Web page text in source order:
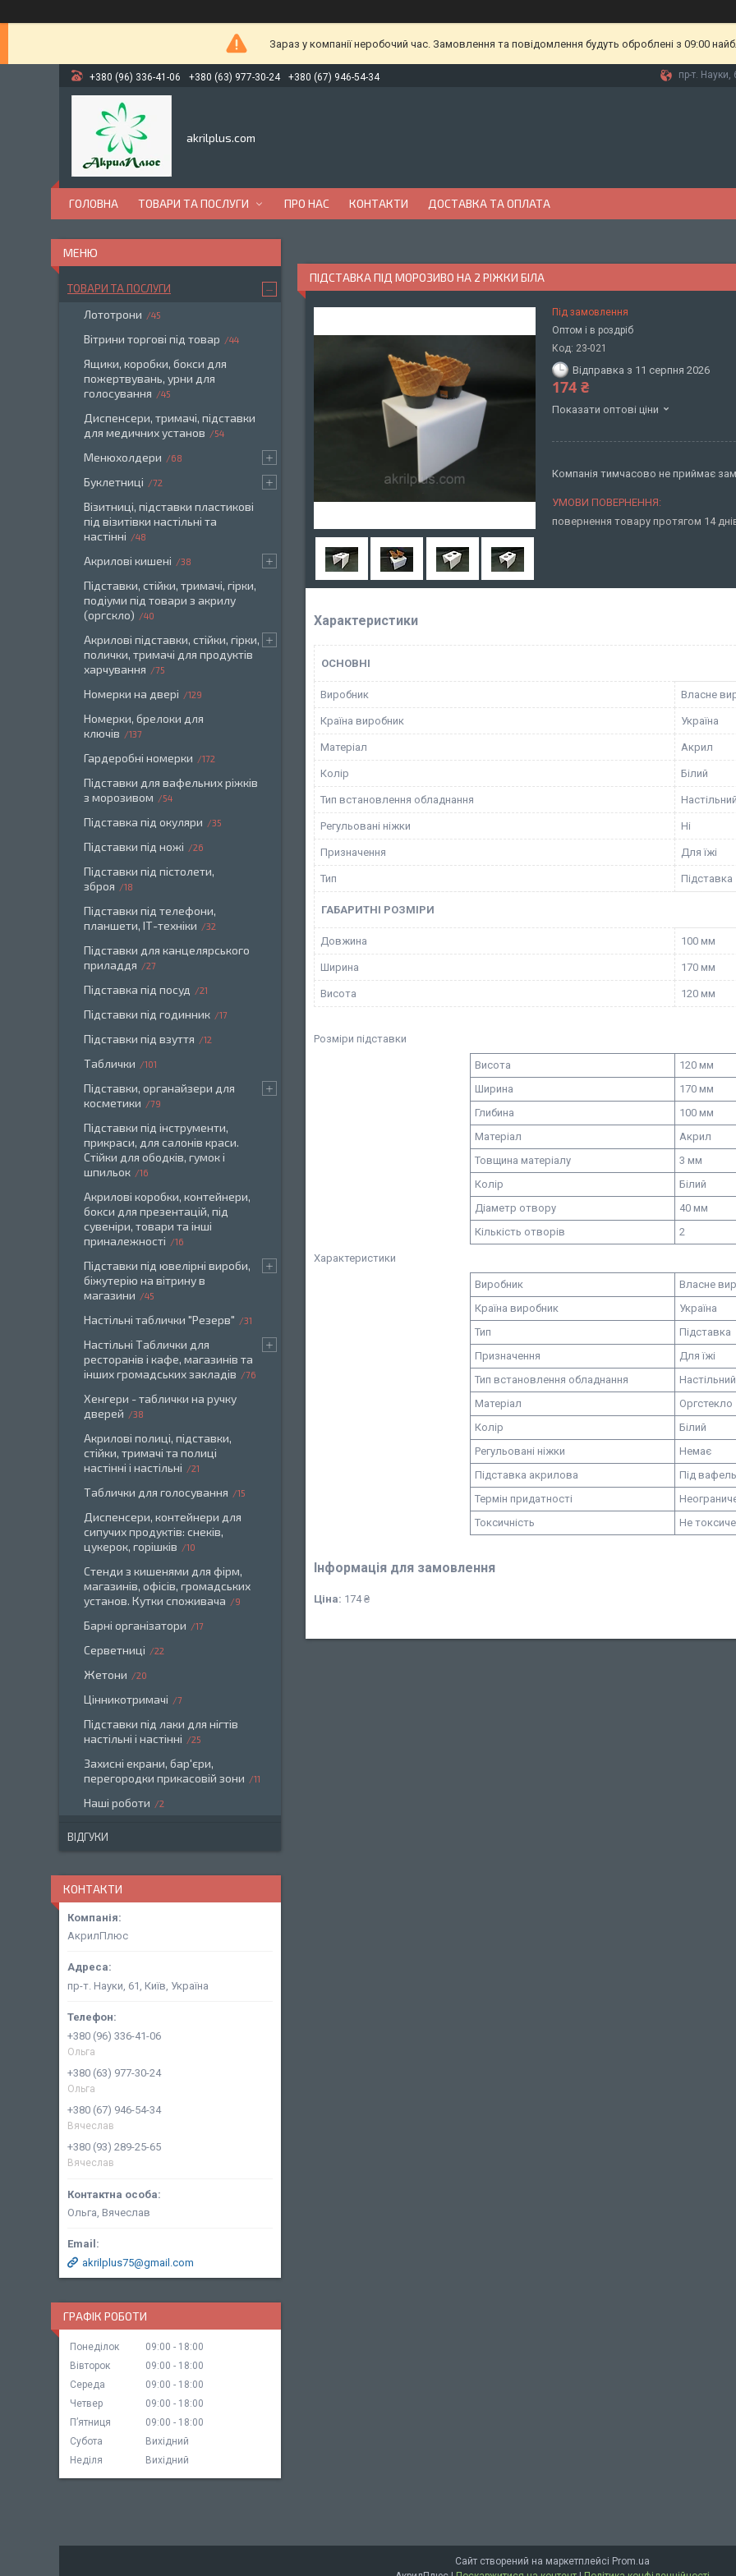
Зараз у компанії неробочий час. Замовлення та повідомлення будуть оброблені з 09:00
+380 (96) 336-41-06 +380 (63) 977-30-24 +380 (67) 946-54-34 пр-т. Науки,
akrilplus.com
ГОЛОВНА ТОВАРИ ТА ПОСЛУГИ ПРО НАС КОНТАКТИ ДОСТАВКА ТА ОПЛАТА
ПІДСТАВКА ПІД МОРОЗИВО НА 2 РІЖКИ БІЛА
Під замовлення
Оптом і в роздріб
Код: 23-021
Відправка з 11 серпня 2026
174 ₴
Показати оптові ціни
Компанія тимчасово не приймає
повернення товару протягом 14
Характеристики
ОСНОВНІ
Виробник Власне
Країна виробник Україна
Матеріал Акрил
Колір Білий
Тип встановлення обладнання
Регульовані ніжки Ні
Призначення Для їжі
Тип Підставка
ГАБАРИТНІ РОЗМІРИ
Довжина 100 мм
Ширина 170 мм
Висота 120 мм
Розміри підставки
Висота
120 мм
Ширина
170 мм
Глибина
100 мм
Матеріал
Акрил
Товщина матеріалу
3 мм
Колір
Білий
Діаметр отвору
40 мм
Кількість отворів
2
Характеристики
Виробник
Власне
Країна виробник
Україна
Тип
Підставка
Призначення
Для їжі
Тип встановлення обладнання
Настільний
Матеріал
Оргстекло
Колір
Білий
Регульовані ніжки
Немає
Підставка акрилова
Під
Термін придатності
Токсичність
Не
Інформація для замовлення
Ціна: 174 ₴
ТОВАРИ ТА ПОСЛУГИ
Лототрони 45
Вітрини торгові під товар 44
Ящики, коробки, бокси для
пожертвувань, урни для
голосування
45
Диспенсери, тримачі, підставки
для медичних установ
54
Менюхолдери 68
Буклетниці 72
Візитниці, підставки пластикові
під візитівки настільні та
настінні
48
Акрилові кишені 38
Підставки, стійки, тримачі, гірки,
подіуми під товари з акрилу
(оргскло)
40
Акрилові підставки, стійки, гірки,
полички, тримачі для продуктів
харчування
75
Номерки на двері 129
Номерки, брелоки для
ключів
137
Гардеробні номерки 172
Підставки для вафельних ріжків
з морозивом
54
Підставка під окуляри 35
Підставки під ножі 26
Підставки під пістолети,
зброя
18
Підставки під телефони,
планшети, ІТ-техніки
32
Підставки для канцелярського
приладдя
27
Підставка під посуд 21
Підставки під годинник 17
Підставки під взуття 12
Таблички 101
Підставки, органайзери для
косметики
79
Підставки під інструменти,
прикраси, для салонів краси.
Стійки для ободків, гумок і
шпильок
16
Акрилові коробки, контейнери,
бокси для презентацій, під
сувеніри, товари та інші
приналежності
16
Підставки під ювелірні вироби,
біжутерію на вітрину в
магазини
45
Настільні таблички "Резерв" 31
Настільні Таблички для
ресторанів і кафе, магазинів та
інших громадських закладів
76
Хенгери - таблички на ручку
дверей
38
Акрилові полиці, підставки,
стійки, тримачі та полиці
настінні і настільні
21
Таблички для голосування 15
Диспенсери, контейнери для
сипучих продуктів: снеків,
цукерок, горішків
10
Стенди з кишенями для фірм,
магазинів, офісів, громадських
установ. Кутки споживача
9
Барні організатори 17
Серветниці 22
Жетони 20
Цінникотримачі 7
Підставки під лаки для нігтів
настільні і настінні
25
Захисні екрани, бар'єри,
перегородки прикасовій зони
11
Наші роботи 2
ВІДГУКИ
КОНТАКТИ
АкрилПлюс
пр-т. Науки, 61, Київ, Україна
+380 (96) 336-41-06
Ольга
+380 (63) 977-30-24
Ольга
+380 (67) 946-54-34
Вячеслав
+380 (93) 289-25-65
Вячеслав
Ольга, Вячеслав
akrilplus75@gmail.com
ГРАФІК РОБОТИ
Понеділок 09:00
18:00
Вівторок
09:00
18:00
Середа
09:00
18:00
Четвер
09:00
18:00
Пʼятниця
09:00
18:00
Субота
Вихідний
Неділя
Вихідний
Сайт створений на маркетплейсі Prom.ua